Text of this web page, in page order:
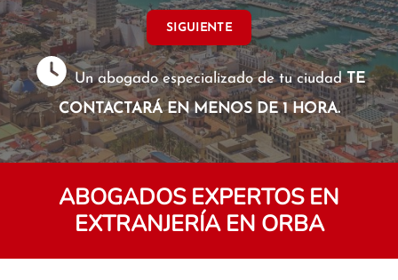
SIGUIENTE
Un abogado especializado de tu ciudadTE
CONTACTARÁ EN MENOS DE 1 HORA.
ABOGADOS EXPERTOS EN
EXTRANJERÍA EN ORBA